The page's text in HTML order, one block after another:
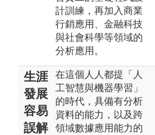
計訓練，再加入商業
行銷應用、金融科技
與社會科學等領域的
分析應用。
生涯
發展
容易
誤解
在這個人人都提「人
工智慧與機器學習」
的時代，具備有分析
資料的能力，以及跨
領域數據應用能力的